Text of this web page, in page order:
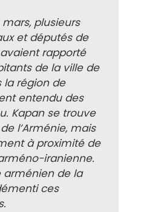
plusieurs
et députés de
rapporté
de la ville de
la région de
entendu des
Kapan se trouve
l’Arménie, mais
à proximité de
iranienne.
arménien de la
ces